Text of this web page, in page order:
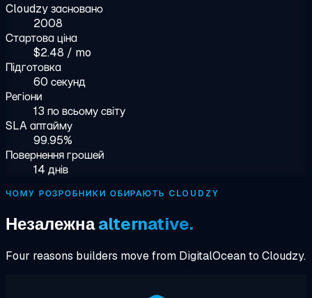
Cloudzy засновано
2008
Стартова ціна
$2.48 / mo
Підготовка
60 секунд
Регіони
13 по всьому світу
SLA аптайму
99.95%
Повернення грошей
14 днів
ЧОМУ РОЗРОБНИКИ ОБИРАЮТЬ CLOUDZY
Незалежнаalternative.
Four reasons builders move from DigitalOcean to Cloudzy.